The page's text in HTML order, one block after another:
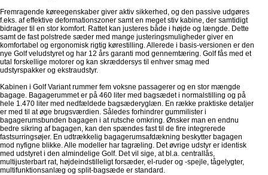
Fremragende køreegenskaber giver aktiv sikkerhed, og den passive udgøres
f.eks. af effektive deformationszoner samt en meget stiv kabine, der samtidigt
bidrager til en stor komfort. Rattet kan justeres både i højde og længde. Dette
samt de fast polstrede sæder med mange justeringsmuligheder giver en
komfortabel og ergonomisk rigtig kørestilling. Allerede i basis-versionen er den
nye Golf veludstyret og har 12 års garanti mod gennemtæring. Golf fås med et
utal forskellige motorer og kan skræddersys til enhver smag med
udstyrspakker og ekstraudstyr.
Kabinen i Golf Variant rummer fem voksne passagerer og en stor mængde
bagage. Bagagerummet er på 460 liter med bagsædet i normalstilling og på
hele 1.470 liter med nedfældede bagsæderyglæn. En række praktiske detaljer
er med til at øge brugsværdien. Således forhindrer gummilister i
bagagerumsbunden bagagen i at rutsche omkring. Ønsker man en endnu
bedre sikring af bagagen, kan den spændes fast til de fire integrerede
fastsurringsøjer. En udtrækkelig bagagerumsafdækning beskytter bagagen
mod nyfigne blikke. Alle modeller har tagræling. Det øvrige udstyr er identisk
med udstyret i den almindelige Golf. Det vil sige, at bl.a. centrallås,
multijusterbart rat, højdeindstilleligt forsæder, el-ruder og -spejle, tågelygter,
multifunktionsanlæg og split-bagsæde er standard.